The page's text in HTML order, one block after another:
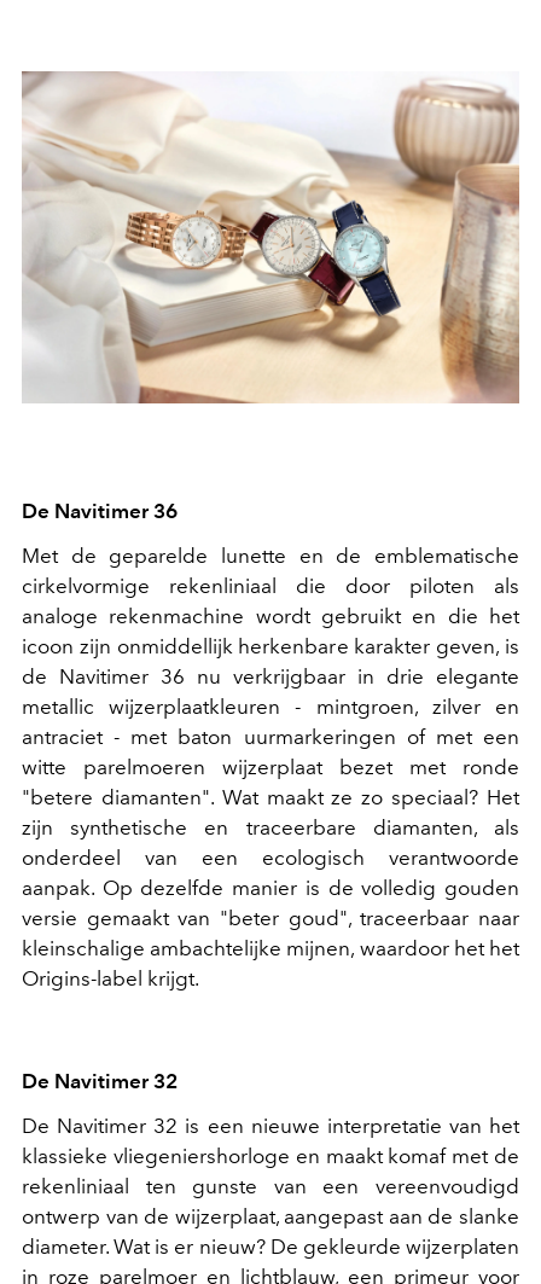
De Navitimer 36
Met de geparelde lunette en de emblematische
cirkelvormige rekenliniaal die door piloten als
analoge rekenmachine wordt gebruikt en die het
icoon zijn onmiddellijk herkenbare karakter geven, is
de Navitimer 36 nu verkrijgbaar in drie elegante
metallic wijzerplaatkleuren - mintgroen, zilver en
antraciet - met baton uurmarkeringen of met een
witte parelmoeren wijzerplaat bezet met ronde
"betere diamanten". Wat maakt ze zo speciaal? Het
zijn synthetische en traceerbare diamanten, als
onderdeel van een ecologisch verantwoorde
aanpak. Op dezelfde manier is de volledig gouden
versie gemaakt van "beter goud", traceerbaar naar
kleinschalige ambachtelijke mijnen, waardoor het het
Origins-label krijgt.
De Navitimer 32
De Navitimer 32 is een nieuwe interpretatie van het
klassieke vliegeniershorloge en maakt komaf met de
rekenliniaal ten gunste van een vereenvoudigd
ontwerp van de wijzerplaat, aangepast aan de slanke
diameter. Wat is er nieuw? De gekleurde wijzerplaten
in roze parelmoer en lichtblauw, een primeur voor